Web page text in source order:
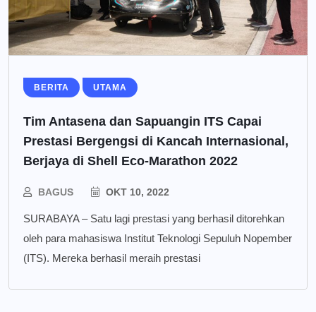
BERITA UTAMA
Tim Antasena dan Sapuangin ITS Capai
Prestasi Bergengsi di Kancah Internasional,
Berjaya di Shell Eco-Marathon 2022
BAGUS OKT 10, 2022
SURABAYA – Satu lagi prestasi yang berhasil ditorehkan
oleh para mahasiswa Institut Teknologi Sepuluh Nopember
(ITS). Mereka berhasil meraih prestasi